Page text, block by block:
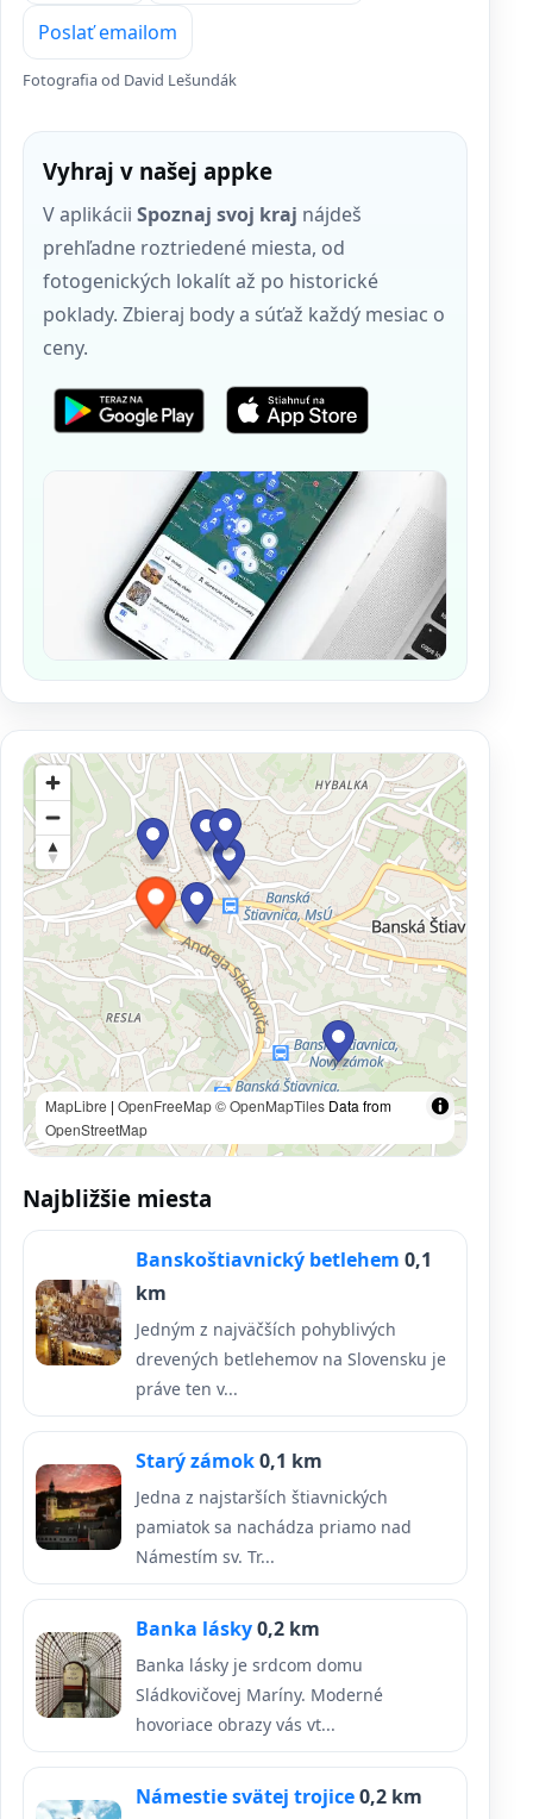
Poslať emailom
Fotografia od David Lešundák
Vyhraj v našej appke
V aplikácii Spoznaj svoj kraj nájdeš
prehľadne roztriedené miesta, od
fotogenických lokalít až po historické
poklady. Zbieraj body a súťaž každý mesiac o
ceny.
MapLibre | OpenFreeMap© OpenMapTiles Data from
OpenStreetMap
Najbližšie miesta
Banskoštiavnický betlehem 0,1
km
Jedným z najväčších pohyblivých
drevených betlehemov na Slovensku je
práve ten v...
Starý zámok0,1 km
Jedna z najstarších štiavnických
pamiatok sa nachádza priamo nad
Námestím sv. Tr...
Banka lásky0,2 km
Banka lásky je srdcom domu
Sládkovičovej Maríny. Moderné
hovoriace obrazy vás vt...
Námestie svätej trojice0,2 km